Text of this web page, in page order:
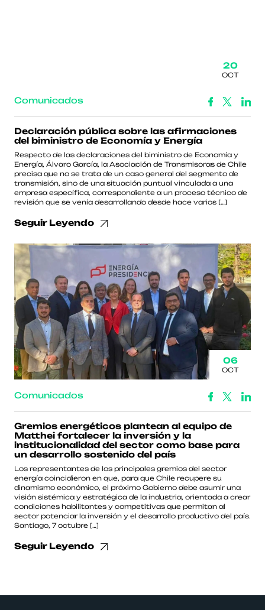
20
OCT
Comunicados
Declaración pública sobre las afirmaciones
del biministro de Economía y Energía
Respecto de las declaraciones del biministro de Economía y
Energía, Álvaro García, la Asociación de Transmisoras de Chile
precisa que no se trata de un caso general del segmento de
transmisión, sino de una situación puntual vinculada a una
empresa específica, correspondiente a un proceso técnico de
revisión que se venía desarrollando desde hace varios […]
Seguir Leyendo
06
OCT
Comunicados
Gremios energéticos plantean al equipo de
Matthei fortalecer la inversión y la
institucionalidad del sector como base para
un desarrollo sostenido del país
Los representantes de los principales gremios del sector
energía coincidieron en que, para que Chile recupere su
dinamismo económico, el próximo Gobierno debe asumir una
visión sistémica y estratégica de la industria, orientada a crear
condiciones habilitantes y competitivas que permitan al
sector potenciar la inversión y el desarrollo productivo del país.
Santiago, 7 octubre […]
Seguir Leyendo